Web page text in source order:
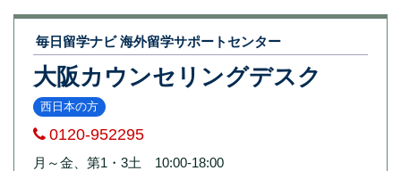
毎日留学ナビ 海外留学サポートセンター
大阪カウンセリングデスク
西日本の方
0120-952295
月～金、第1・3土 10:00-18:00